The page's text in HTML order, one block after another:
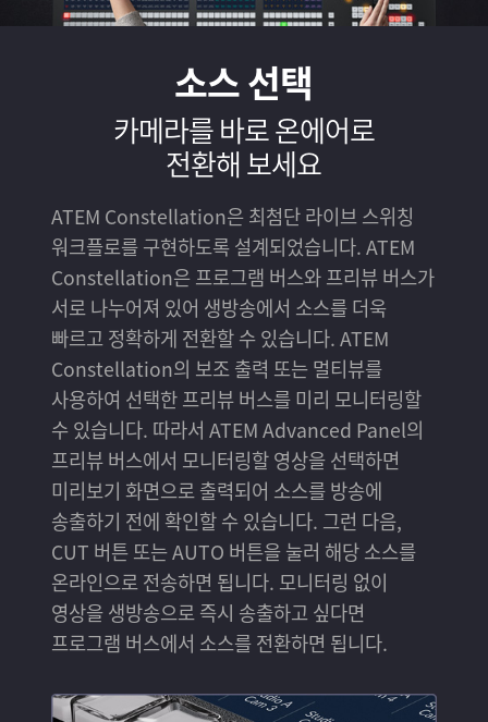
소스 선택
카메라를 바로 온에어로
전환해 보세요
ATEM Constellation은 최첨단 라이브 스위칭
워크플로를 구현하도록 설계되었습니다. ATEM
Constellation은 프로그램 버스와 프리뷰 버스가
서로 나누어져 있어 생방송에서 소스를 더욱
빠르고 정확하게 전환할 수 있습니다. ATEM
Constellation의 보조 출력 또는 멀티뷰를
사용하여 선택한 프리뷰 버스를 미리 모니터링할
수 있습니다. 따라서 ATEM Advanced Panel의
프리뷰 버스에서 모니터링할 영상을 선택하면
미리보기 화면으로 출력되어 소스를 방송에
송출하기 전에 확인할 수 있습니다. 그런 다음,
CUT 버튼 또는 AUTO 버튼을 눌러 해당 소스를
온라인으로 전송하면 됩니다. 모니터링 없이
영상을 생방송으로 즉시 송출하고 싶다면
프로그램 버스에서 소스를 전환하면 됩니다.